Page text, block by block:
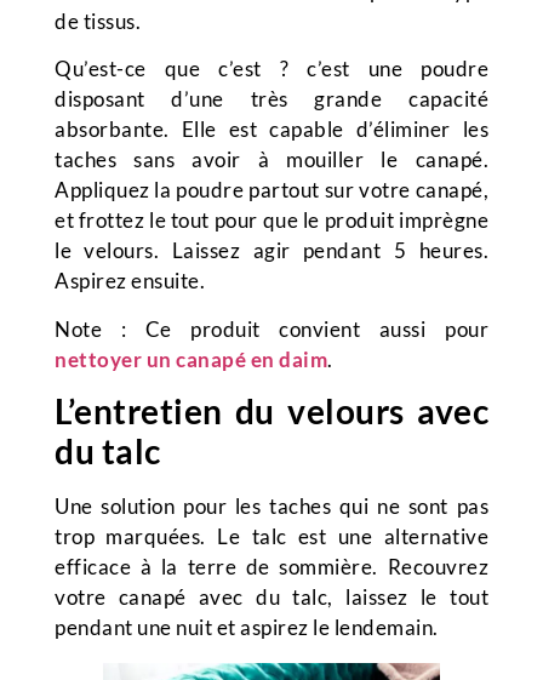
de tissus.
Qu’est-ce que c’est ? c’est une poudre
disposant d’une très grande capacité
absorbante. Elle est capable d’éliminer les
taches sans avoir à mouiller le canapé.
Appliquez la poudre partout sur votre canapé,
et frottez le tout pour que le produit imprègne
le velours. Laissez agir pendant 5 heures.
Aspirez ensuite.
Note : Ce produit convient aussi pour
nettoyer un canapé en daim.
L’entretien du velours avec
du talc
Une solution pour les taches qui ne sont pas
trop marquées. Le talc est une alternative
efficace à la terre de sommière. Recouvrez
votre canapé avec du talc, laissez le tout
pendant une nuit et aspirez le lendemain.